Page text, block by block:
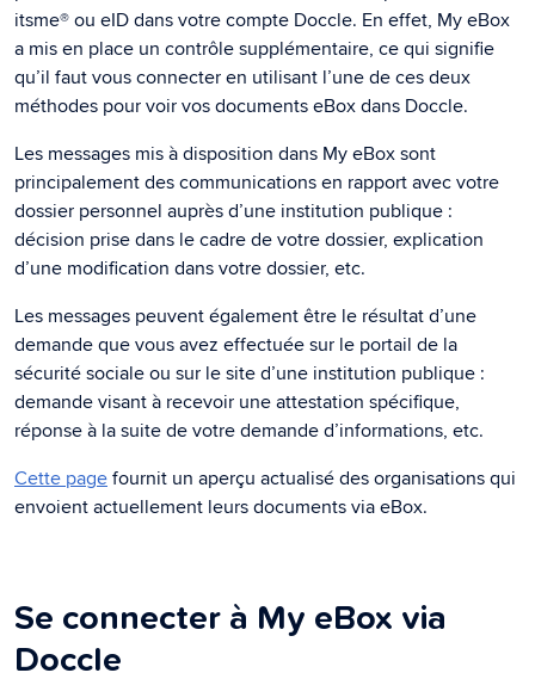
itsme® ou eID dans votre compte Doccle. En effet, My eBox
a mis en place un contrôle supplémentaire, ce qui signifie
qu’il faut vous connecter en utilisant l’une de ces deux
méthodes pour voir vos documents eBox dans Doccle.
Les messages mis à disposition dans My eBox sont
principalement des communications en rapport avec votre
dossier personnel auprès d’une institution publique :
décision prise dans le cadre de votre dossier, explication
d’une modification dans votre dossier, etc.
Les messages peuvent également être le résultat d’une
demande que vous avez effectuée sur le portail de la
sécurité sociale ou sur le site d’une institution publique :
demande visant à recevoir une attestation spécifique,
réponse à la suite de votre demande d’informations, etc.
Cette pagefournit un aperçu actualisé des organisations qui
envoient actuellement leurs documents via eBox.
Se connecter à My eBox via
Doccle